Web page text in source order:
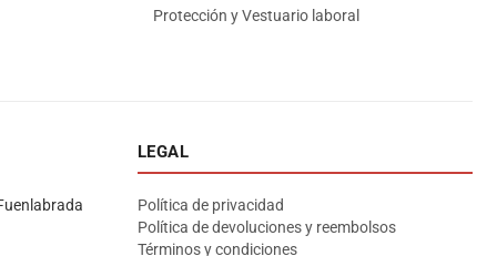
Protección y Vestuario laboral
LEGAL
Política de privacidad
Política de devoluciones y reembolsos
Términos y condiciones
Asesor El Arroyo
En línea · responde en segundos